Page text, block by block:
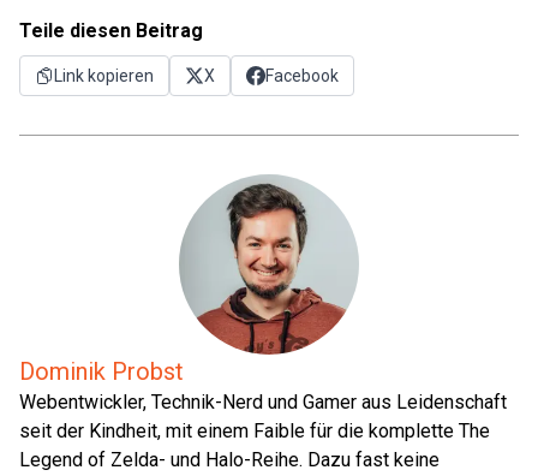
Teile diesen Beitrag
Link kopieren X Facebook
Dominik Probst
Webentwickler, Technik-Nerd und Gamer aus Leidenschaft
seit der Kindheit, mit einem Faible für die komplette The
Legend of Zelda- und Halo-Reihe. Dazu fast keine